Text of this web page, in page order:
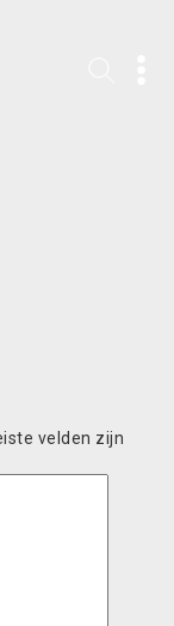
velden zijn